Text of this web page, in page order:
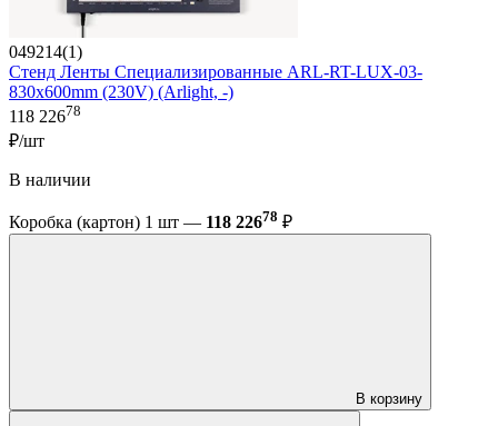
049214(1)
Стенд Ленты Специализированные ARL-RT-LUX-03-
830x600mm (230V) (Arlight, -)
118 22678
₽/шт
В наличии
Коробка (картон) 1 шт — 118 22678 ₽
В корзину